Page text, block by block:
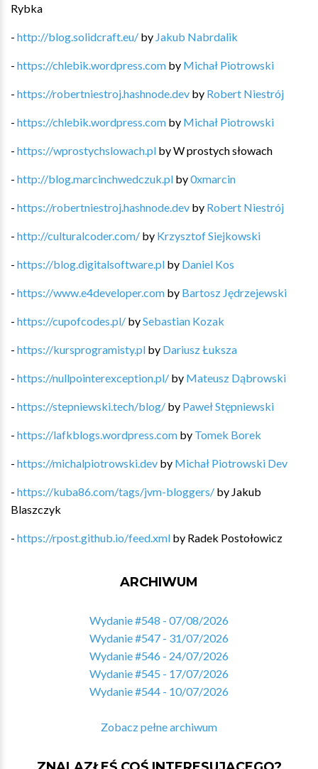
Rybka
- http://blog.solidcraft.eu/ by Jakub Nabrdalik
- https://chlebik.wordpress.com by Michał Piotrowski
- https://robertniestroj.hashnode.dev by Robert Niestrój
- https://chlebik.wordpress.com by Michał Piotrowski
- https://wprostychslowach.pl byW prostych słowach
- http://blog.marcinchwedczuk.pl by0xmarcin
- https://robertniestroj.hashnode.dev by Robert Niestrój
- http://culturalcoder.com/ by Krzysztof Siejkowski
- https://blog.digitalsoftware.pl by Daniel Kos
- https://www.e4developer.com by Bartosz Jędrzejewski
- https://cupofcodes.pl/ bySebastian Kozak
- https://kursprogramisty.pl by Dariusz Łuksza
- https://nullpointerexception.pl/ by Mateusz Dąbrowski
- https://stepniewski.tech/blog/ by Paweł Stępniewski
- https://lafkblogs.wordpress.com by Tomek Borek
- https://michalpiotrowski.dev by Michał Piotrowski Dev
- https://kuba86.com/tags/jvm-bloggers/ by Jakub
Blaszczyk
- https://rpost.github.io/feed.xml by Radek Postołowicz
ARCHIWUM
Wydanie #548 - 07/08/2026
Wydanie #547 - 31/07/2026
Wydanie #546 - 24/07/2026
Wydanie #545 - 17/07/2026
Wydanie #544 - 10/07/2026
Zobacz pełne archiwum